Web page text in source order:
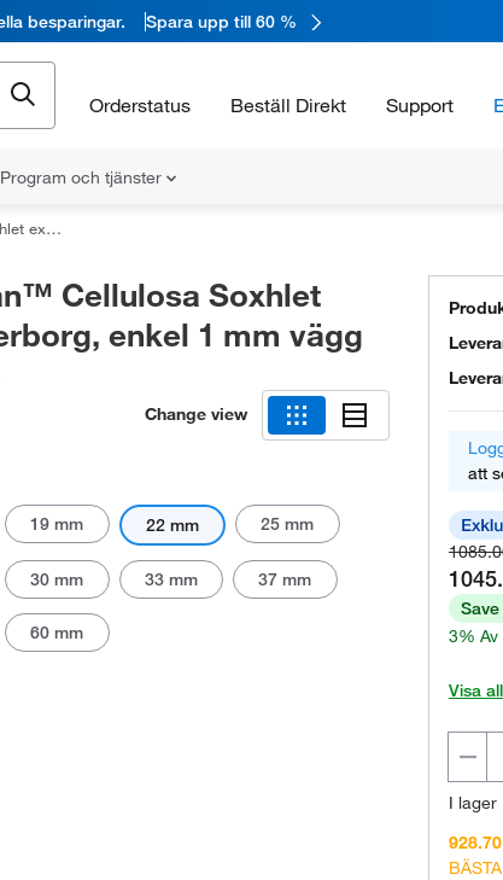
besparingar. Spara upp till 60 %
Orderstatus Beställ Direkt Support
Program och tjänster
mm vägg
Cellulosa Soxhlet
enkel 1 mm vägg
Change view
19 mm 22 mm 25 mm
30 mm 33 mm 37 mm
60 mm
att
3% Av
Visa
I lager